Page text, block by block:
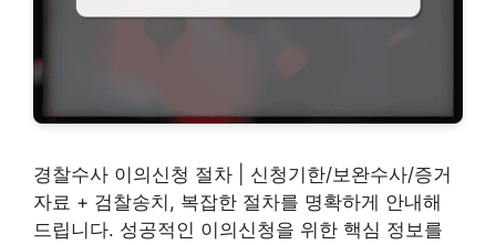
경찰수사 이의신청 절차 | 신청기한/보완수사/증거
자료 + 검찰송치, 복잡한 절차를 명확하게 안내해
드립니다. 성공적인 이의신청을 위한 핵심 정보를